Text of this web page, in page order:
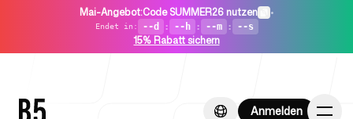
Mai-Angebot:Code SUMMER26 nutzen •
Endet in : --d : --h : --m : --s
15% Rabatt sichern
Anmelden
Anmelden